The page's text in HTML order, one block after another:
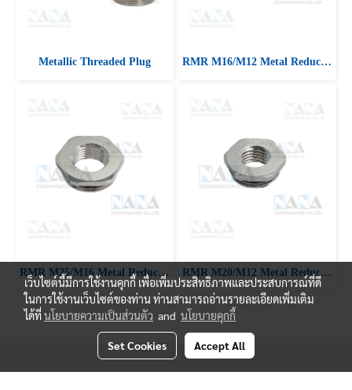
Metallic Threaded Plug RMR M16/M12 Metal Reducer, Nickel Brass reducer with oring
RMR M25/M16 Metal Reducer, Nickel Brass reducer with oring RMR M20/M12 Metal Reducer, Nickel Brass reducer with oring
เว็บไซต์นี้มีการใช้งานคุกกี้ เพื่อเพิ่มประสิทธิภาพและประสบการณ์ที่ดี
ในการใช้งานเว็บไซต์ของท่าน ท่านสามารถอ่านรายละเอียดเพิ่มเติม
ได้ที่นโยบายความเป็นส่วนตัว and นโยบายคุกกี้
Set Cookies Accept All